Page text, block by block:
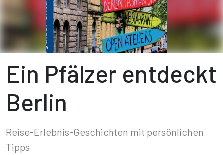
Ein Pfälzer entdeckt
Berlin
Reise-Erlebnis-Geschichten mit persönlichen
Tipps